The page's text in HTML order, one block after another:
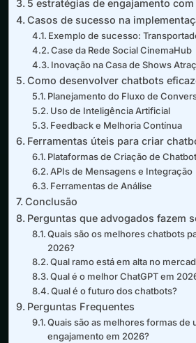
5 estratégias de engajamento
Casos de sucesso na
Exemplo de sucesso:
Case da Rede Social CinemaHub
Inovação na Casa de Shows
Como desenvolver chatbots
Planejamento do Fluxo de
Uso de Inteligência Artificial
Feedback e Melhoria Contínua
Ferramentas úteis para criar
Plataformas de Criação de
APIs de Mensagens e Integração
Ferramentas de Análise
Conclusão
Perguntas que advogados fazem
Quais são os melhores chatbots
2026?
Qual ramo está em alta no
Qual é o melhor ChatGPT em
Qual é o futuro dos chatbots?
Perguntas Frequentes
Quais são as melhores formas de
engajamento em 2026?